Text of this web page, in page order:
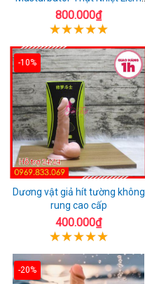
Rung
800.000₫
-10%
Dương vật giả hít tường không
rung cao cấp
400.000₫
-20%